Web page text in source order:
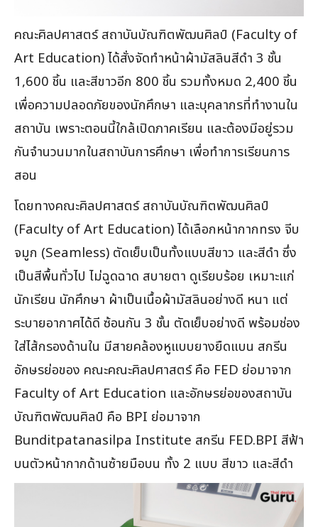
คณะศิลปศาสตร์ สถาบันบัณฑิตพัฒนศิลป์ (Faculty of
Art Education) ได้สั่งจัดทำหน้าผ้ามัสลินสีดำ 3 ชั้น
1,600 ชิ้น และสีขาวอีก 800 ชิ้น รวมทั้งหมด 2,400 ชิ้น
เพื่อความปลอดภัยของนักศึกษา และบุคลากรที่ทำงานใน
สถาบัน เพราะตอนนี้ใกล้เปิดภาคเรียน และต้องมีอยู่รวม
กันจำนวนมากในสถาบันการศึกษา เพื่อทำการเรียนการ
สอน
โดยทางคณะศิลปศาสตร์ สถาบันบัณฑิตพัฒนศิลป์
(Faculty of Art Education) ได้เลือกหน้ากากทรง จีบ
จมูก (Seamless) ตัดเย็บเป็นทั้งแบบสีขาว และสีดำ ซึ่ง
เป็นสีพื้นทั่วไป ไม่ฉูดฉาด สบายตา ดูเรียบร้อย เหมาะแก่
นักเรียน นักศึกษา ผ้าเป็นเนื้อผ้ามัสลินอย่างดี หนา แต่
ระบายอากาศได้ดี ซ้อนกัน 3 ชั้น ตัดเย็บอย่างดี พร้อมช่อง
ใส่ไส้กรองด้านใน มีสายคล้องหูแบบยางยืดแบน สกรีน
อักษรย่อของ คณะคณะศิลปศาสตร์ คือ FED ย่อมาจาก
Faculty of Art Education และอักษรย่อของสถาบัน
บัณฑิตพัฒนศิลป์ คือ BPI ย่อมาจาก
Bunditpatanasilpa Institute สกรีน FED.BPI สีฟ้า
บนตัวหน้ากากด้านซ้ายมือบน ทั้ง 2 แบบ สีขาว และสีดำ